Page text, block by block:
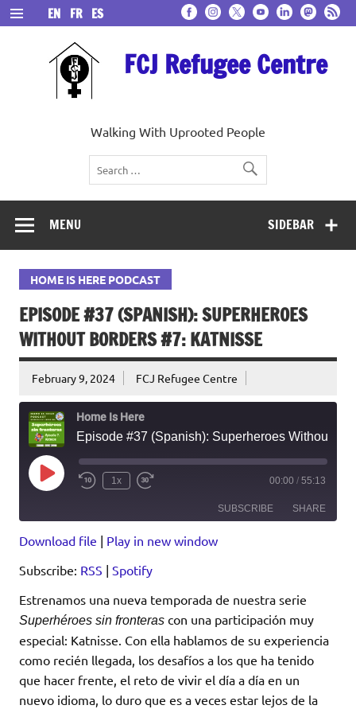
Skip
to
content
FCJ Refugee Centre
Walking With Uprooted People
EN FR ES
SIDEBAR
MENU
HOME IS HERE PODCAST
EPISODE #37 (SPANISH): SUPERHEROES
WITHOUT BORDERS #7: KATNISSE
February 9, 2024 FCJ Refugee Centre
Home Is Here
Play
Episode
1x 00:00 / 55:13
SUBSCRIBE SHARE
EMBED
Download file | Play in new window
Subscribe: RSS | Spotify
Estrenamos una nueva temporada de nuestra serie
Superhéroes sin fronteras con una participación muy
especial: Katnisse. Con ella hablamos de su experiencia
como recién llegada, los desafíos a los que ha tenido
que hacer frente, el reto de vivir el día a día en un
nuevo idioma, lo duro que es a veces estar lejos de la